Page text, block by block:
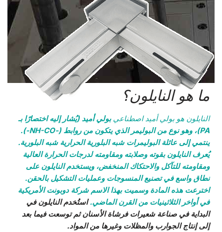
ما هو النايلون؟
النايلون هو بولي أميد اصطناعيبولي أميد (يُشار إليه اختصارًا بـ
PA
)، وهو نوع من البوليمر الذي يتكون من روابط (-NH-CO-).
ينتمي إلى عائلةالبوليمرات شبه البلورية الحرارية شبه البلورية.
يُعرف النايلون بقوته وصلابته ومقاومته لدرجات الحرارة العالية
ومقاومته للتآكل والاحتكاك المنخفض، ويستخدم النايلون على
نطاق واسع في تصنيع المنسوجات وعمليات التشكيل بالحقن.
اخترعت هذه المادة وسميت بهذا الاسم شركة دوبونت الأمريكية
في أواخر الثلاثينيات من القرن الماضي.استُخدم النايلون في
البداية في صناعة شعيرات فرشاة الأسنان ثم توسعت فيما بعد
إلى إنتاج الجوارب والمظلات وغيرها من المواد.